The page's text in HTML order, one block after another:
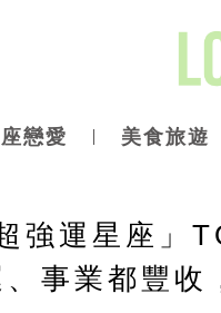
戀愛 美食旅遊
強運星座」
事業都豐